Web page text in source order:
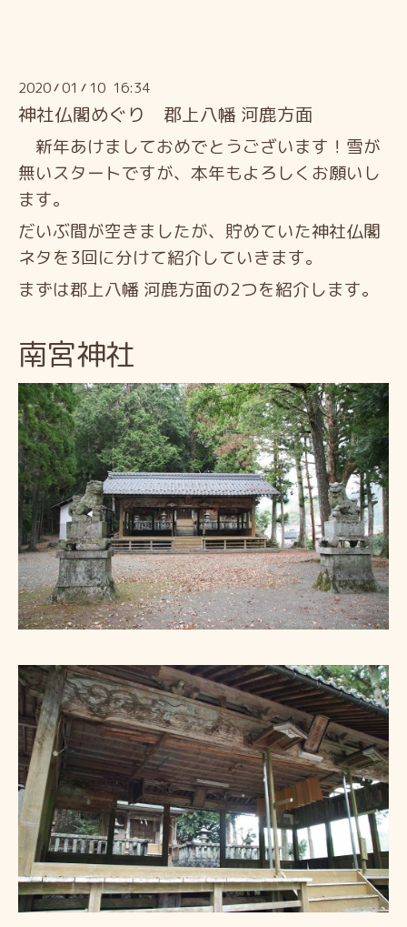
2020/01 / 10 16:34
神社仏閣めぐり 郡上八幡 河鹿方面
新年あけましておめでとうございます！雪が
無いスタートですが、本年もよろしくお願いし
ます。
だいぶ間が空きましたが、 貯めていた神社仏閣
ネタを3回に分けて紹介していきます。
まずは郡上八幡 河鹿方面の2つを紹介します。
南宮神社